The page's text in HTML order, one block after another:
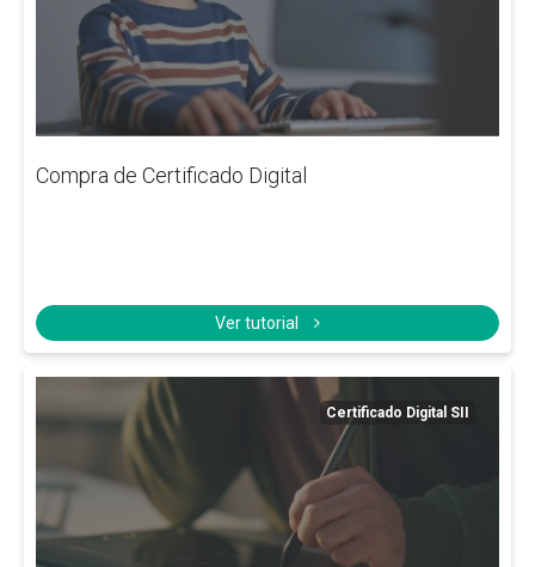
Compra de Certificado Digital
Ver tutorial
Certificado Digital SII